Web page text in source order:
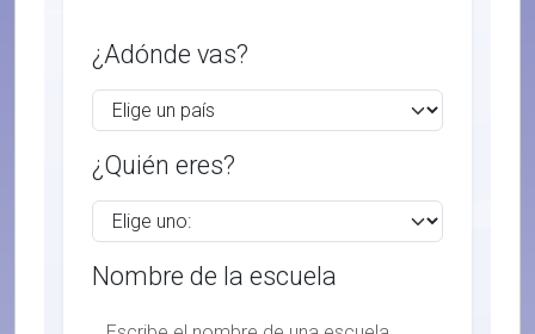
¿Adónde vas?
¿Quién eres?
Nombre de la escuela